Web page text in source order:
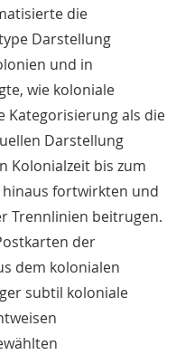
die
Darstellung
und in
wie koloniale
Kategorisierung als die
Darstellung
Kolonialzeit bis zum
fortwirkten und
Trennlinien beitrugen.
der
dem kolonialen
subtil koloniale